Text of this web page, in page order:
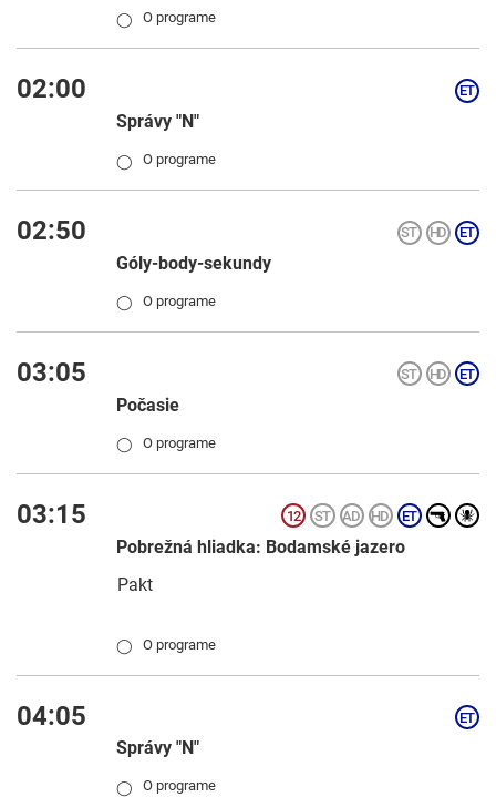
◯ O programe
02:00
Správy "N"
◯ O programe
02:50
Góly-body-sekundy
◯ O programe
03:05
Počasie
◯ O programe
03:15
Pobrežná hliadka: Bodamské jazero
Pakt
◯ O programe
04:05
Správy "N"
◯ O programe